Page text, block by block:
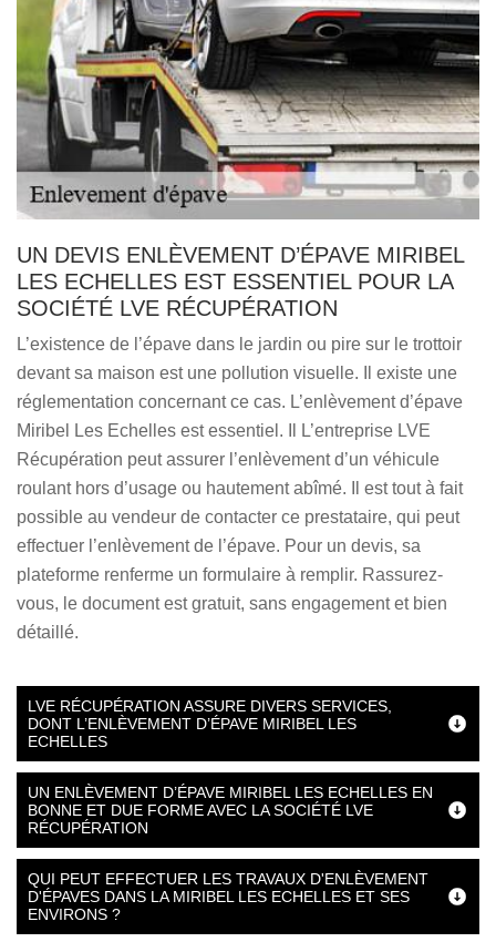
UN DEVIS ENLÈVEMENT D’ÉPAVE MIRIBEL
LES ECHELLES EST ESSENTIEL POUR LA
SOCIÉTÉ LVE RÉCUPÉRATION
L’existence de l’épave dans le jardin ou pire sur le trottoir
devant sa maison est une pollution visuelle. Il existe une
réglementation concernant ce cas. L’enlèvement d’épave
Miribel Les Echelles est essentiel. Il L’entreprise LVE
Récupération peut assurer l’enlèvement d’un véhicule
roulant hors d’usage ou hautement abîmé. Il est tout à fait
possible au vendeur de contacter ce prestataire, qui peut
effectuer l’enlèvement de l’épave. Pour un devis, sa
plateforme renferme un formulaire à remplir. Rassurez-
vous, le document est gratuit, sans engagement et bien
détaillé.
LVE RÉCUPÉRATION ASSURE DIVERS SERVICES,
DONT L’ENLÈVEMENT D’ÉPAVE MIRIBEL LES
ECHELLES
UN ENLÈVEMENT D’ÉPAVE MIRIBEL LES ECHELLES EN
BONNE ET DUE FORME AVEC LA SOCIÉTÉ LVE
RÉCUPÉRATION
QUI PEUT EFFECTUER LES TRAVAUX D'ENLÈVEMENT
D'ÉPAVES DANS LA MIRIBEL LES ECHELLES ET SES
ENVIRONS ?